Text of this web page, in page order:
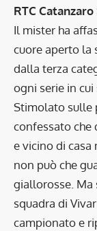
RTC
Il mister ha
cuore aperto la
dalla terza
ogni serie in cui
Stimolato sulle
confessato che
e vicino di casa
non può che
giallorosse. Ma
squadra di
campionato e